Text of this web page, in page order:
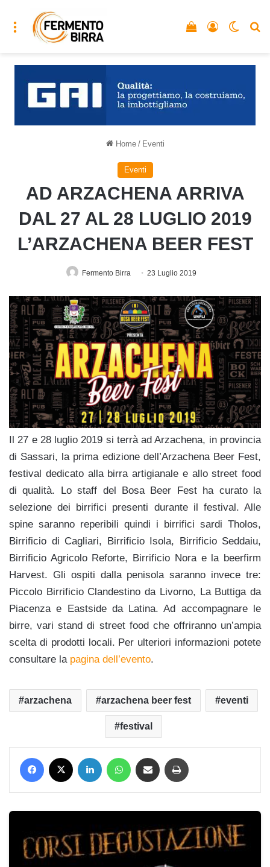
Menu Accedi
Vedi il carrello
Home / Eventi
Eventi
AD ARZACHENA ARRIVA
DAL 27 AL 28 LUGLIO 2019
L’ARZACHENA BEER FEST
Fermento Birra 23 Luglio 2019
Il 27 e 28 luglio 2019 si terrà ad Arzachena, in provincia
di Sassari, la prima edizione dell’Arzachena Beer Fest,
festival dedicato alla birra artigianale e allo street food
di qualità. Lo staff del Bosa Beer Fest ha curato la
selezione dei birrifici presenti durante il festival. Alle
spine saranno reperibili quindi i birrifici sardi Tholos,
Birrificio di Cagliari, Birrificio Isola, Birrificio Seddaiu,
Birrificio Agricolo Reforte, Birrificio Nora e la beerfirm
Harvest. Gli ospiti dalla penisola saranno invece tre:
Piccolo Birrificio Clandestino da Livorno, La Buttiga da
Piacenza e Eastside da Latina. Ad accompagnare le
birre, vari stand di street food che offriranno un’ampia
scelta di prodotti locali. Per ulteriori informazioni potete
consultare la pagina dell’evento.
arzachena arzachena beer fest eventi
festival
Facebook LinkedIn WhatsApp Condividi via mail